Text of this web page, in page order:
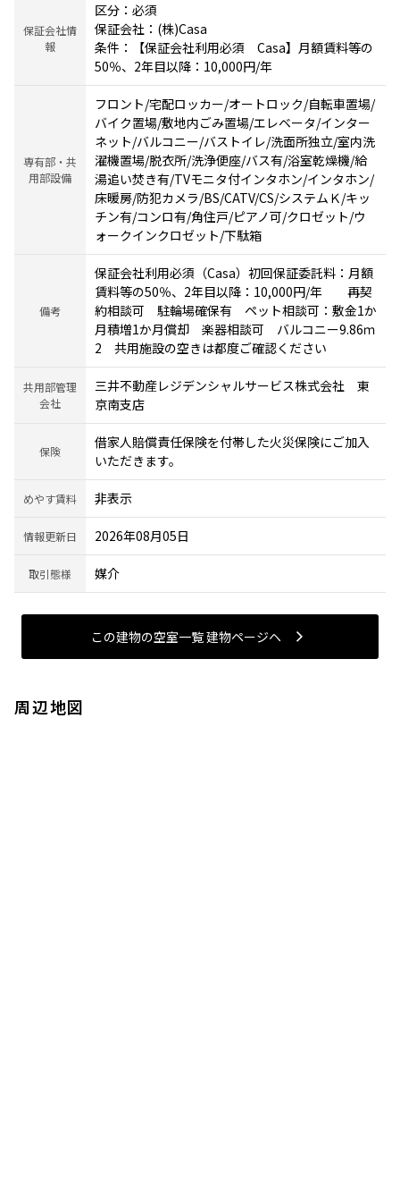
保証会社情
報
区分：必須
保証会社：(株)Casa
条件：【保証会社利用必須 Casa】月額賃料等の
50％、2年目以降：10,000円/年
専有部・共
用部設備
フロント/宅配ロッカー/オートロック/自転車置場/
バイク置場/敷地内ごみ置場/エレベータ/インター
ネット/バルコニー/バストイレ/洗面所独立/室内洗
濯機置場/脱衣所/洗浄便座/バス有/浴室乾燥機/給
湯追い焚き有/TVモニタ付インタホン/インタホン/
床暖房/防犯カメラ/BS/CATV/CS/システムＫ/キッ
チン有/コンロ有/角住戸/ピアノ可/クロゼット/ウ
ォークインクロゼット/下駄箱
備考
保証会社利用必須（Casa）初回保証委託料：月額
賃料等の50％、2年目以降：10,000円/年 再契
約相談可 駐輪場確保有 ペット相談可：敷金1か
月積増1か月償却 楽器相談可 バルコニー9.86ｍ
2 共用施設の空きは都度ご確認ください
共用部管理
会社
三井不動産レジデンシャルサービス株式会社 東
京南支店
保険
借家人賠償責任保険を付帯した火災保険にご加入
いただきます。
めやす賃料 非表示
情報更新日 2026年08月05日
取引態様 媒介
この建物の空室一覧 建物ページヘ
周辺地図